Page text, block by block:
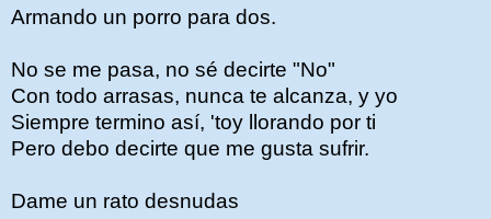
Armando un porro para dos.
No se me pasa, no sé decirte "No"
Con todo arrasas, nunca te alcanza, y yo
Siempre termino así, 'toy llorando por ti
Pero debo decirte que me gusta sufrir.
Dame un rato desnudas